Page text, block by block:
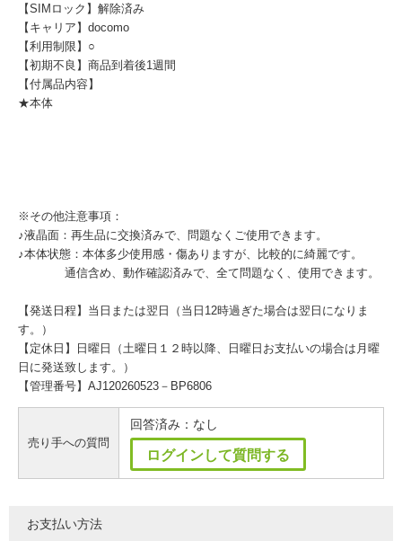
【SIMロック】解除済み
【キャリア】docomo
【利用制限】○
【初期不良】商品到着後1週間
【付属品内容】
★本体
※その他注意事項：
♪液晶面：再生品に交換済みで、問題なくご使用できます。
♪本体状態：本体多少使用感・傷ありますが、比較的に綺麗です。
通信含め、動作確認済みで、全て問題なく、使用できます。
【発送日程】当日または翌日（当日12時過ぎた場合は翌日になりま
す。）
【定休日】日曜日（土曜日１２時以降、日曜日お支払いの場合は月曜
日に発送致します。）
【管理番号】AJ120260523－BP6806
売り手への質問
回答済み：なし
ログインして質問する
お支払い方法